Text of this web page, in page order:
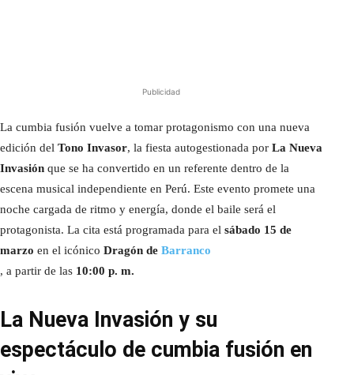
Publicidad
La cumbia fusión vuelve a tomar protagonismo con una nueva
edición del Tono Invasor, la fiesta autogestionada por La Nueva
Invasión que se ha convertido en un referente dentro de la
escena musical independiente en Perú. Este evento promete una
noche cargada de ritmo y energía, donde el baile será el
protagonista. La cita está programada para el sábado 15 de
marzo en el icónico Dragón de Barranco
, a partir de las 10:00 p. m.
La Nueva Invasión y su
espectáculo de cumbia fusión en